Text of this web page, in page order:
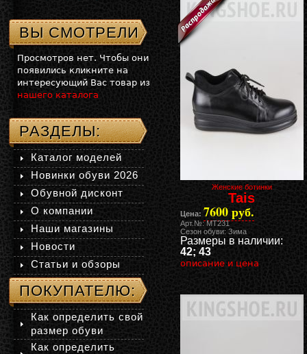
Женские ботинки
Tais
Цена: 7600 руб.
Арт.№: MT231
Сезон обуви: Зима
Размеры в наличии:
42; 43
описание и цена
ВЫ СМОТРЕЛИ
Просмотров нет. Чтобы они
появились кликните на
интересующий Вас товар из
нашего каталога
РАЗДЕЛЫ:
Каталог моделей
Новинки обуви 2026
Обувной дисконт
О компании
Наши магазины
Новости
Статьи и обзоры
ПОКУПАТЕЛЮ:
Как определить свой
размер обуви
Как определить